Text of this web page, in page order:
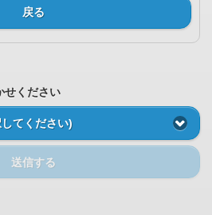
戻る
せください
てください)
送信する